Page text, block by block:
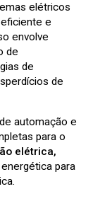
elétricos
e
envolve
de
de
de
automação e
para o
elétrica,
para